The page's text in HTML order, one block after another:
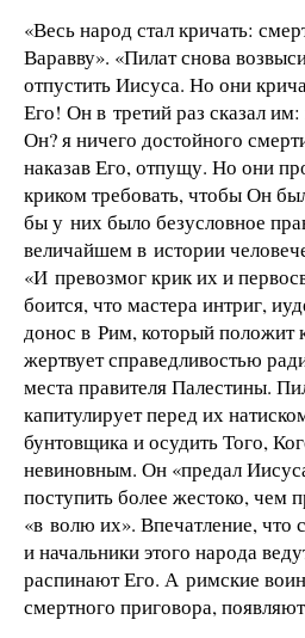
«Весь народ стал кричать:
Варавву». «Пилат снова
отпустить Иисуса. Но они
Его! Он в третий раз сказал
Он? я ничего достойного
наказав Его, отпущу. Но они
криком требовать, чтобы Он
бы у них было безусловное
величайшем в истории
«И превозмог крик их и
боится, что мастера интриг,
донос в Рим, который положит
жертвует справедливостью
места правителя Палестины.
капитулирует перед их
бунтовщика и осудить Того,
невиновным. Он «предал
поступить более жестоко, чем
«в волю их». Впечатление, что
и начальники этого народа
распинают Его. А римские
смертного приговора,